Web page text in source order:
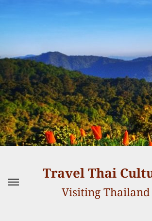
content
Travel Thai
Visiting Thailand